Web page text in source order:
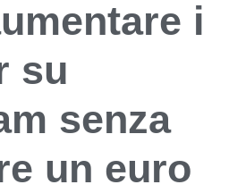
i
su
senza
un euro